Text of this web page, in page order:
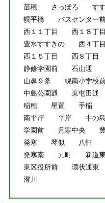
苗穂
さっぽろ す
幌平橋
バスセンター
西１１丁目
西１８丁目
豊水すすきの
西４丁目
西１５丁目
西８丁目
静修学園前
石山通
山鼻９条
幌南小学校
中島公園通
東屯田通
稲穂
星置 手稲
南平岸
平岸 中の島
学園前
月寒中央
発寒
琴似 八軒
発寒南
元町 新道東
東区役所前
環状通東
澄川